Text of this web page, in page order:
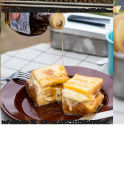
2022.9.3
【日本酒】に合うソロキャンプ料理 その場で作る2品＆家で仕込む1品 覚えたらすぐ実践できる手軽さです！
グルメ
2022.4.17
【アウトドアレシピ4種をご紹介】 キャンプの朝ごはんは手軽に 簡単調理のメスティンで作ろう
グルメ